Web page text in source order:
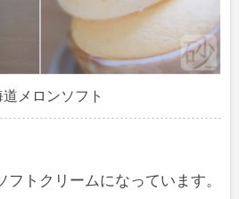
メロンソフト
トクリームになっています。